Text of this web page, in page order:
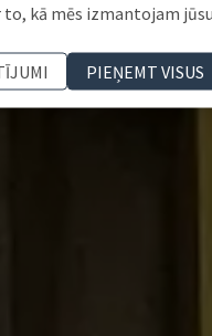
to, kā mēs izmantojam
PIEŅEMT VISUS